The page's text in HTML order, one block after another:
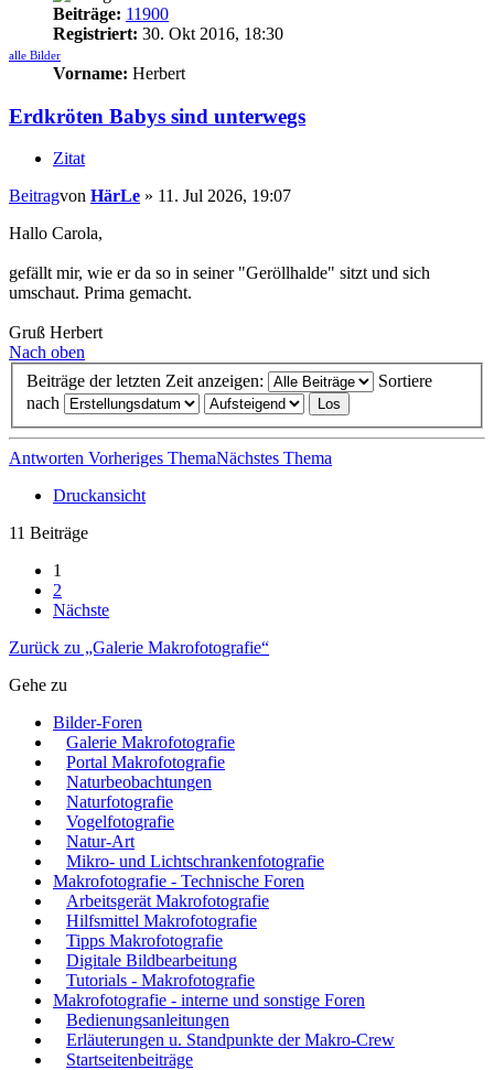
Beiträge: 11900
Registriert: 30. Okt 2016, 18:30
alle Bilder
Vorname: Herbert
Erdkröten Babys sind unterwegs
Zitat
Beitragvon HärLe » 11. Jul 2026, 19:07
Hallo Carola,
gefällt mir, wie er da so in seiner "Geröllhalde" sitzt und sich
umschaut. Prima gemacht.
Gruß Herbert
Nach oben
Beiträge der letzten Zeit anzeigen:
Sortiere
nach
Antworten Vorheriges ThemaNächstes Thema
Druckansicht
11 Beiträge
1
2
Nächste
Zurück zu „Galerie Makrofotografie“
Gehe zu
Bilder-Foren
Galerie Makrofotografie
Portal Makrofotografie
Naturbeobachtungen
Naturfotografie
Vogelfotografie
Natur-Art
Mikro- und Lichtschrankenfotografie
Makrofotografie - Technische Foren
Arbeitsgerät Makrofotografie
Hilfsmittel Makrofotografie
Tipps Makrofotografie
Digitale Bildbearbeitung
Tutorials - Makrofotografie
Makrofotografie - interne und sonstige Foren
Bedienungsanleitungen
Erläuterungen u. Standpunkte der Makro-Crew
Startseitenbeiträge